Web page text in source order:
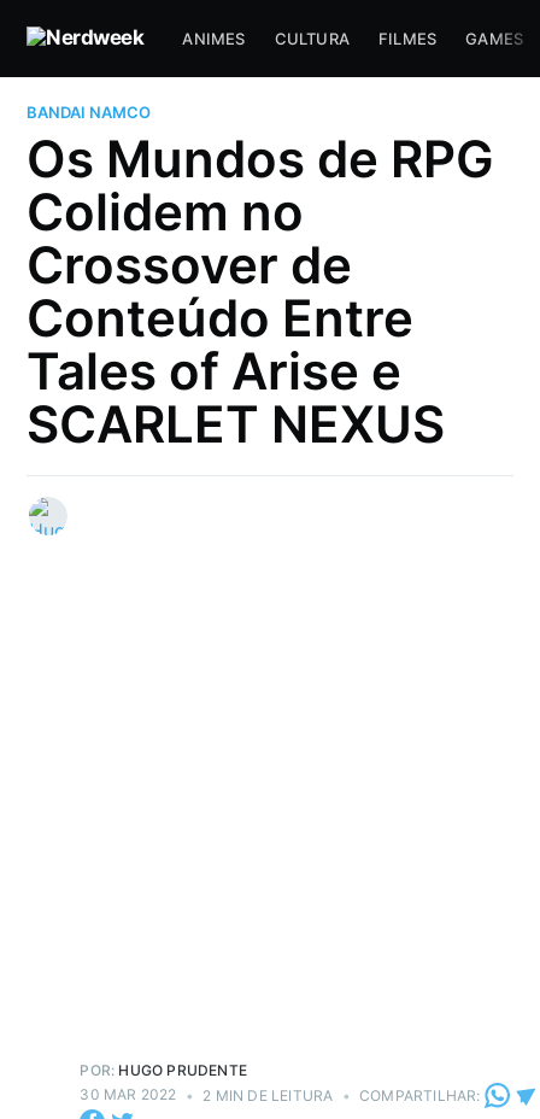
ANIMES CULTURA FILMES GAMES
BANDAI NAMCO
Os Mundos de RPG
Colidem no
Crossover de
Conteúdo Entre
Tales of Arise e
SCARLET NEXUS
POR: HUGO PRUDENTE
30 MAR 2022 • 2 MIN DE LEITURA • COMPARTILHAR: